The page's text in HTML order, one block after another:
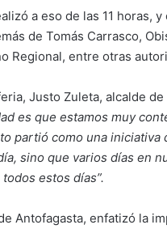
a eso de las 11 horas,
de Tomás Carrasco,
Regional, entre otras
Justo Zuleta, alcalde
es que estamos muy
partió como una
sino que varios días en
estos días”.
Antofagasta, enfatizó la